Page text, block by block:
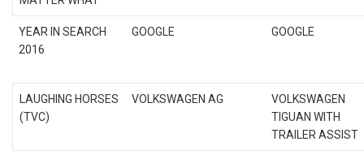
YEAR IN SEARCH
2016
GOOGLE GOOGLE
LAUGHING HORSES
(TVC)
VOLKSWAGEN AG
VOLKSWAGEN
TIGUAN WITH
TRAILER ASSIST